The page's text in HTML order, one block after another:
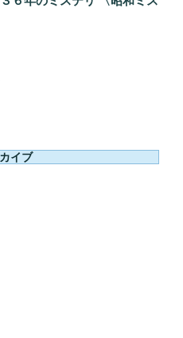
イブ